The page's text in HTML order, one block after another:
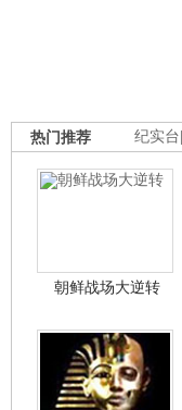
纪实台
热门推荐
朝鲜战场大逆转